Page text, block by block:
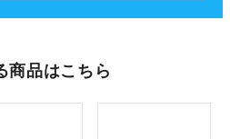
商品はこちら